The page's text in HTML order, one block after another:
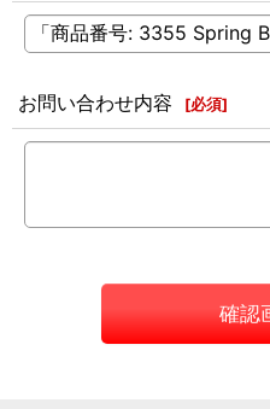
お問い合わせ内容 [必須]
確認